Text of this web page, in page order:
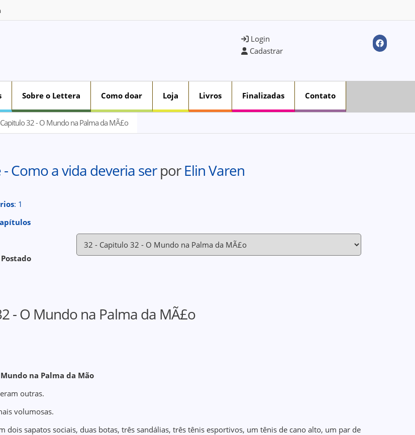
Login
Cadastrar
Sobre o Lettera Como doar Loja Livros Finalizadas Contato
Capitulo 32 - O Mundo na Palma da MÃ£o
Como a vida deveria serporElin Varen
: 1
Postado
- O Mundo na Palma da MÃ£o
na Palma da Mão
outras.
volumosas.
dois sapatos sociais, duas botas, três sandálias, três tênis esportivos, um tênis de cano alto, um par de